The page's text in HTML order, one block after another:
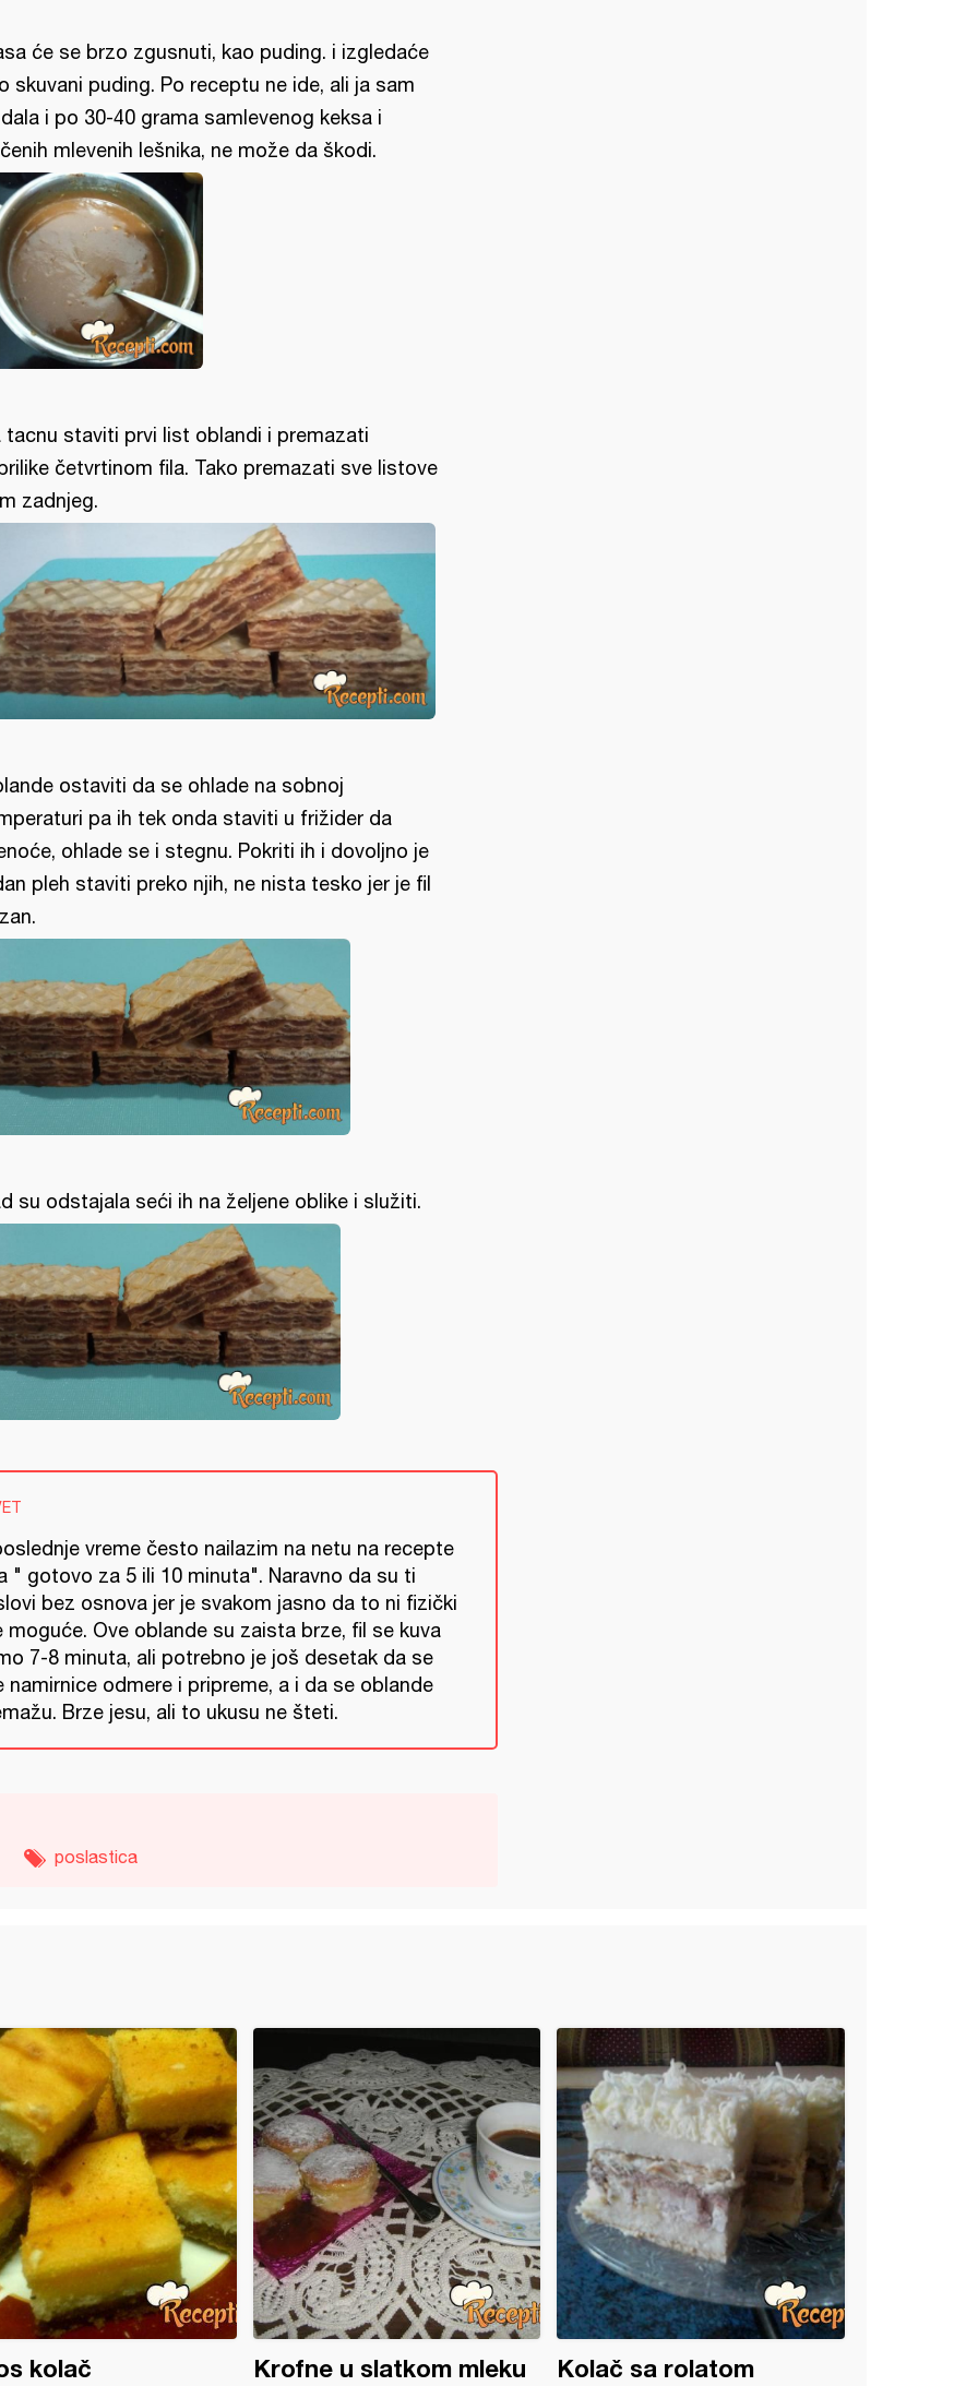
će se brzo zgusnuti, kao puding. i izgledaće
skuvani puding. Po receptu ne ide, ali ja sam
i po 30-40 grama samlevenog keksa i
mlevenih lešnika, ne može da škodi.
tacnu staviti prvi list oblandi i premazati
četvrtinom fila. Tako premazati sve listove
zadnjeg.
ostaviti da se ohlade na sobnoj
pa ih tek onda staviti u frižider da
ohlade se i stegnu. Pokriti ih i dovoljno je
pleh staviti preko njih, ne nista tesko jer je fil
su odstajala seći ih na željene oblike i služiti.
vreme često nailazim na netu na recepte
" gotovo za 5 ili 10 minuta". Naravno da su ti
bez osnova jer je svakom jasno da to ni fizički
moguće. Ove oblande su zaista brze, fil se kuva
7-8 minuta, ali potrebno je još desetak da se
namirnice odmere i pripreme, a i da se oblande
Brze jesu, ali to ukusu ne šteti.
poslastica
kolač Krofne u slatkom mleku Kolač sa rolatom